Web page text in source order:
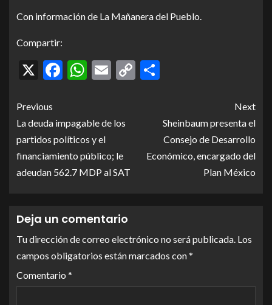
Con información de La Mañanera del Pueblo.
Compartir:
X Facebook
WhatsApp
Email
Copy
Previous
La deuda impagable de los
partidos políticos y el
financiamiento público; le
adeudan 562.7 MDP al SAT
Next
Sheinbaum presenta el
Consejo de Desarrollo
Económico, encargado del
Plan México
Deja un comentario
Tu dirección de correo electrónico no será publicada. Los
campos obligatorios están marcados con*
Comentario *